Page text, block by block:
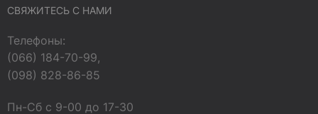
СВЯЖИТЕСЬ С НАМИ
Телефоны:
(066) 184-70-99,
(098) 828-86-85
Пн-Сб с 9-00 до 17-30